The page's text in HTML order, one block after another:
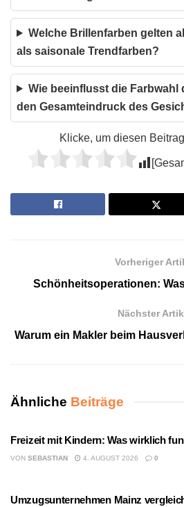
Welche Brillenfarben gelten
als saisonale Trendfarben?
Wie beeinflusst die Farbwahl
den Gesamteindruck des
Klicke, um diesen
Vorheriger
Schönheitsoperationen:
Nächster
Warum ein Makler beim
Ähnliche Beiträge
Freizeit mit Kindern: Was wirklich
VON SEBASTIAN 4. AUGUST 2026 0
Umzugsunternehmen Mainz